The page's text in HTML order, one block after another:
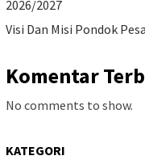
2026/2027
Visi Dan Misi Pondok
Komentar
No comments to show.
KATEGORI